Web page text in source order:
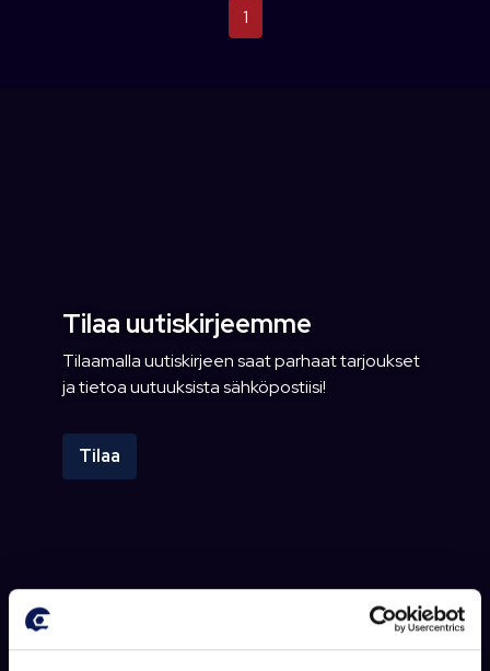
1
Tilaa uutiskirjeemme
Tilaamalla uutiskirjeen saat parhaat tarjoukset
ja tietoa uutuuksista sähköpostiisi!
Tilaa